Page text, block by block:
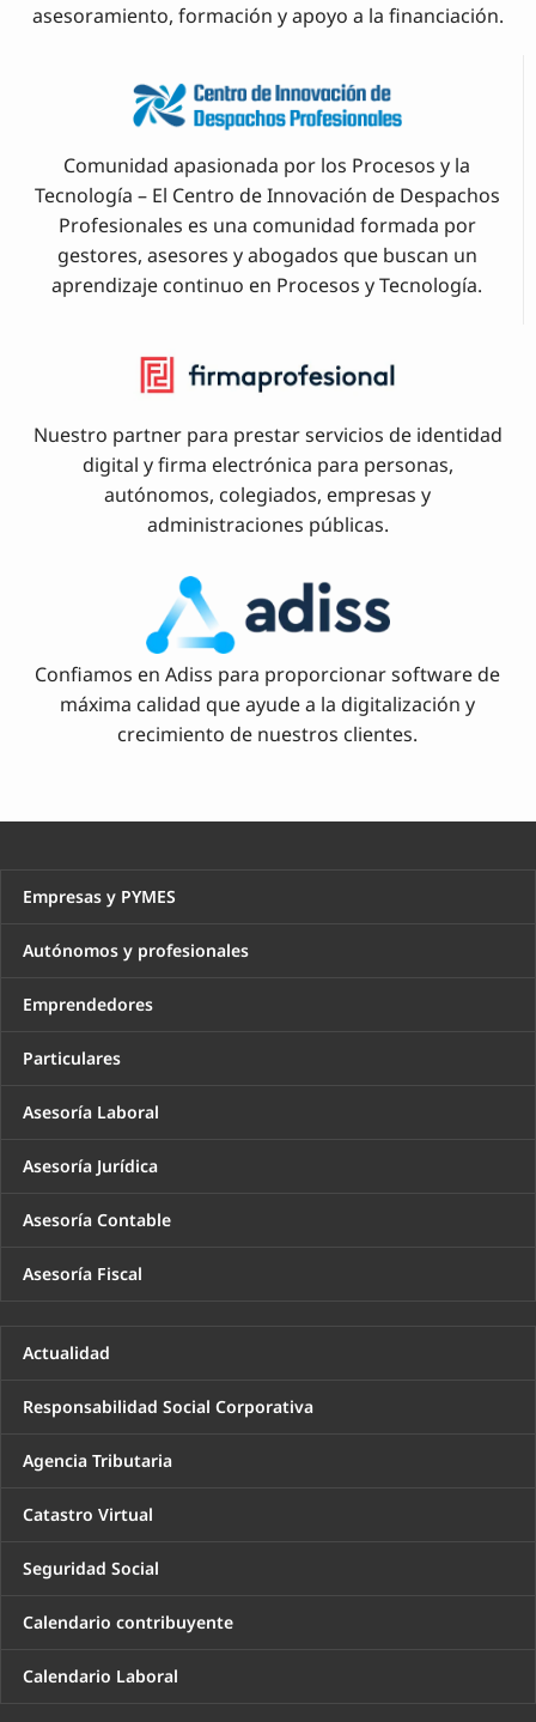
asesoramiento, formación y apoyo a la financiación.
Comunidad apasionada por los Procesos y la
Tecnología – El Centro de Innovación de Despachos
Profesionales es una comunidad formada por
gestores, asesores y abogados que buscan un
aprendizaje continuo en Procesos y Tecnología.
Nuestro partner para prestar servicios de identidad
digital y firma electrónica para personas,
autónomos, colegiados, empresas y
administraciones públicas.
Confiamos en Adiss para proporcionar software de
máxima calidad que ayude a la digitalización y
crecimiento de nuestros clientes.
Empresas y PYMES
Autónomos y profesionales
Emprendedores
Particulares
Asesoría Laboral
Asesoría Jurídica
Asesoría Contable
Asesoría Fiscal
Actualidad
Responsabilidad Social Corporativa
Agencia Tributaria
Catastro Virtual
Seguridad Social
Calendario contribuyente
Calendario Laboral